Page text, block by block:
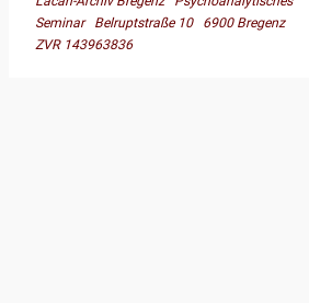
Seminar Belruptstraße 10 6900 Bregenz
ZVR 143963836